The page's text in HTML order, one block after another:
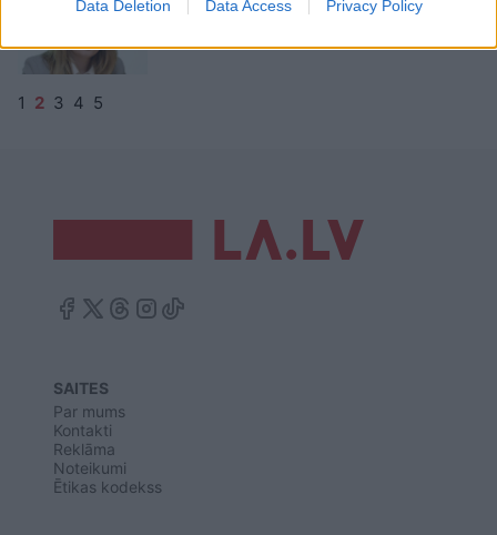
Data Deletion Data Access Privacy Policy
KatrīnaZariņa: Kā nopelnīt labākai
1 2 3 4 5
SAITES
Par mums
Kontakti
Reklāma
Noteikumi
Ētikas kodekss